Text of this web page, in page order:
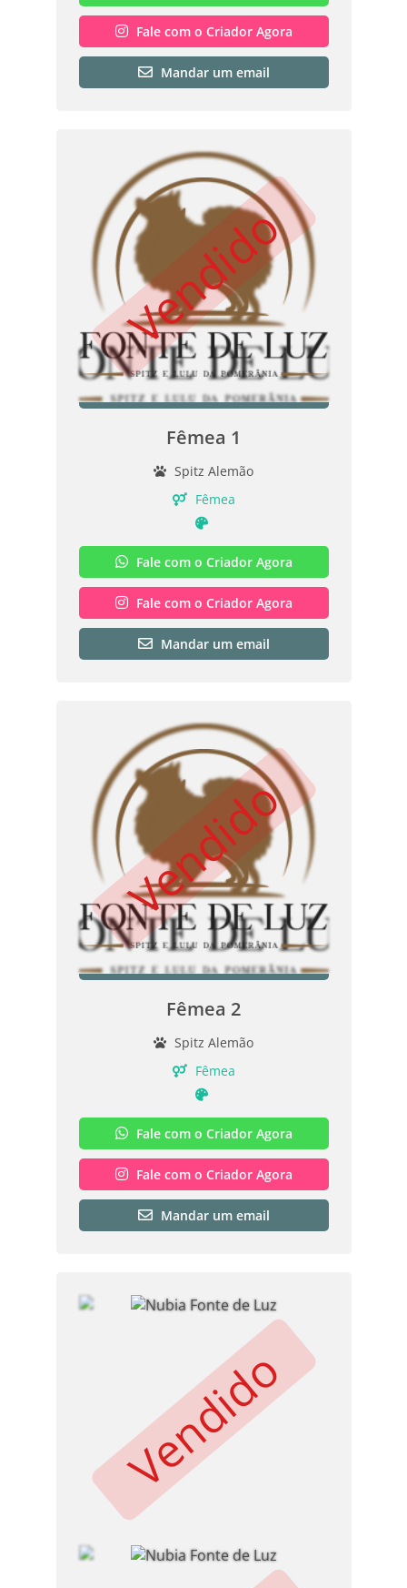
Fale com o Criador Agora
Mandar um email
Vendido
Fêmea 1
Spitz Alemão
Fêmea
Fale com o Criador Agora
Fale com o Criador Agora
Mandar um email
Vendido
Fêmea 2
Spitz Alemão
Fêmea
Fale com o Criador Agora
Fale com o Criador Agora
Mandar um email
Vendido